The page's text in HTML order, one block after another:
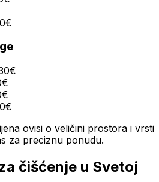
€
€
ovisi o veličini prostora i vrsti
za preciznu ponudu.
čišćenje u Svetoj